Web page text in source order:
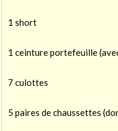
1 short
1 ceinture portefeuille
7 culottes
5 paires de chaussettes